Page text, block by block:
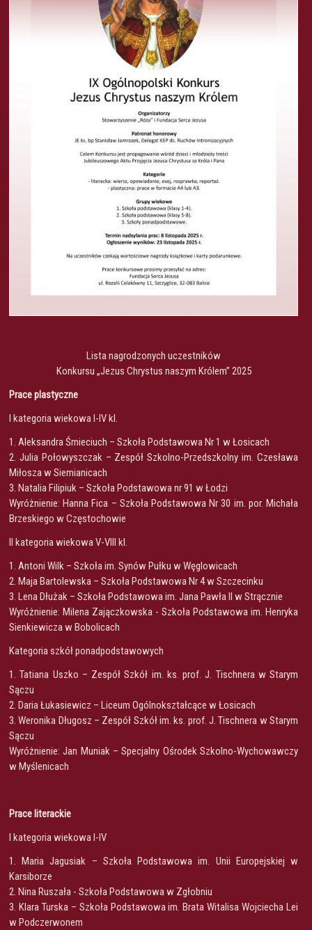
Lista nagrodzonych uczestników
Konkursu „Jezus Chrystus naszym Królem” 2025
Prace plastyczne
I kategoria wiekowa I-IV kl.
1. Aleksandra Śmieciuch – Szkoła Podstawowa Nr 1 w Łosicach
2. Julia Połowyszczak – Zespół Szkolno-Przedszkolny im. Czesława
Miłosza w Siemianicach
3. Natalia Filipiuk – Szkoła Podstawowa nr 91 w Łodzi
Wyróżnienie: Hanna Fica – Szkoła Podstawowa Nr 30 im. por. Michała
Brzeskiego w Częstochowie
II kategoria wiekowa V-VIII kl.
1. Antoni Wilk – Szkoła im. Synów Pułku w Węglowicach
2. Maja Bartolewska – Szkoła Podstawowa Nr 4 w Szczecinku
3. Lena Dłużak – Szkoła Podstawowa im. Jana Pawła II w Strącznie
Wyróżnienie: Milena Zajączkowska - Szkoła Podstawowa im. Henryka
Sienkiewicza w Bobolicach
Kategoria szkół ponadpodstawowych
1. Tatiana Uszko – Zespół Szkół im. ks. prof. J. Tischnera w Starym
Sączu
2. Daria Łukasiewicz – Liceum Ogólnokształcące w Łosicach
3. Weronika Długosz – Zespół Szkół im. ks. prof. J. Tischnera w Starym
Sączu
Wyróżnienie: Jan Muniak – Specjalny Ośrodek Szkolno-Wychowawczy
w Myślenicach
Prace literackie
I kategoria wiekowa I-IV
1. Maria Jagusiak – Szkoła Podstawowa im. Unii Europejskiej w
Karsiborze
2. Nina Ruszała - Szkoła Podstawowa w Zgłobniu
3. Klara Turska – Szkoła Podstawowa im. Brata Witalisa Wojciecha Lei
w Podczerwonem